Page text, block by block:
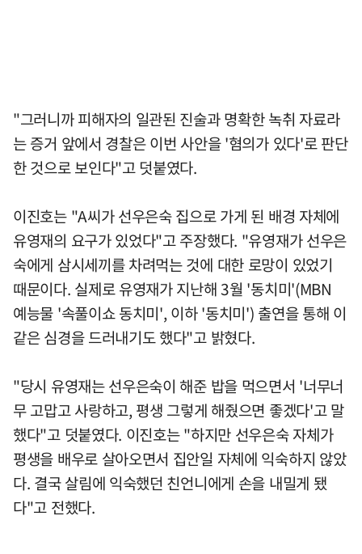
"그러니까 피해자의 일관된 진술과 명확한 녹취 자료라
는 증거 앞에서 경찰은 이번 사안을 '혐의가 있다'로 판단
한 것으로 보인다"고 덧붙였다.
이진호는 "A씨가 선우은숙 집으로 가게 된 배경 자체에
유영재의 요구가 있었다"고 주장했다. "유영재가 선우은
숙에게 삼시세끼를 차려먹는 것에 대한 로망이 있었기
때문이다. 실제로 유영재가 지난해 3월 '동치미'(MBN
예능물 '속풀이쇼 동치미', 이하 '동치미') 출연을 통해 이
같은 심경을 드러내기도 했다"고 밝혔다.
"당시 유영재는 선우은숙이 해준 밥을 먹으면서 '너무너
무 고맙고 사랑하고, 평생 그렇게 해줬으면 좋겠다'고 말
했다"고 덧붙였다. 이진호는 "하지만 선우은숙 자체가
평생을 배우로 살아오면서 집안일 자체에 익숙하지 않았
다. 결국 살림에 익숙했던 친언니에게 손을 내밀게 됐
다"고 전했다.